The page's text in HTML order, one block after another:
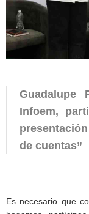
Guadalupe
Infoem,
de cuentas”
Es necesario que